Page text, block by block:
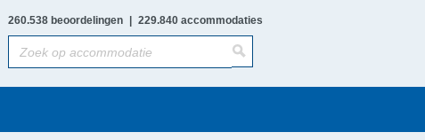
260.538 beoordelingen 229.840 accommodaties